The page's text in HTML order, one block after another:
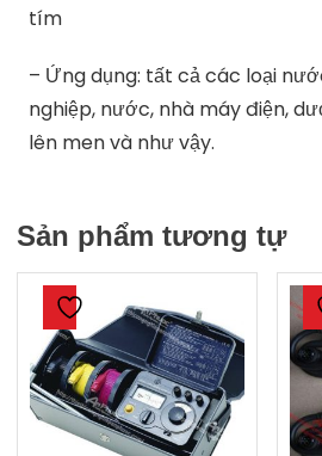
tím
– Ứng dụng: tất cả các loại
nghiệp, nước, nhà máy điện,
lên men và như vậy.
Sản phẩm tương tự